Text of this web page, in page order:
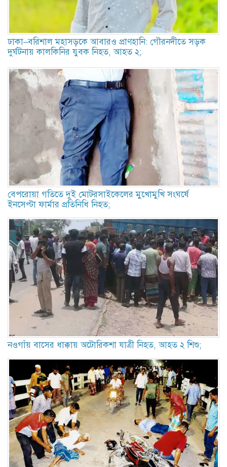
ঢাকা–বরিশাল মহাসড়কে আবারও প্রাণহানি: গৌরনদীতে সড়ক
দুর্ঘটনায় কালকিনির যুবক নিহত, আহত ২;
বেপরোয়া গতিতে দুই মোটরসাইকেলের মুখোমুখি সংঘর্ষে
ইনসেপ্টা ফার্মার প্রতিনিধি নিহত;
নওগাঁয় বাসের ধাক্কায় অটোরিকশা যাত্রী নিহত, আহত ২ শিশু;